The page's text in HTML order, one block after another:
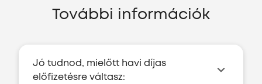
További információk
Jó tudnod, mielőtt havi díjas
előfizetésre váltasz: